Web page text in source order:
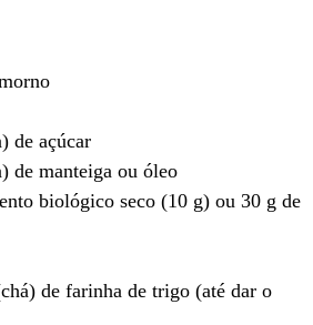
de açúcar
de manteiga ou óleo
biológico seco (10 g) ou 30 g de
de farinha de trigo (até dar o